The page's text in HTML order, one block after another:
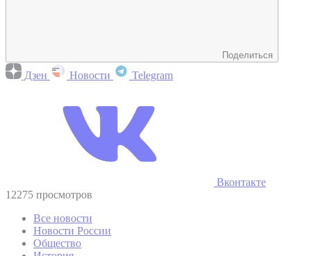
Поделиться
Дзен Новости Telegram
Вконтакте
12275 просмотров
Все новости
Новости России
Общество